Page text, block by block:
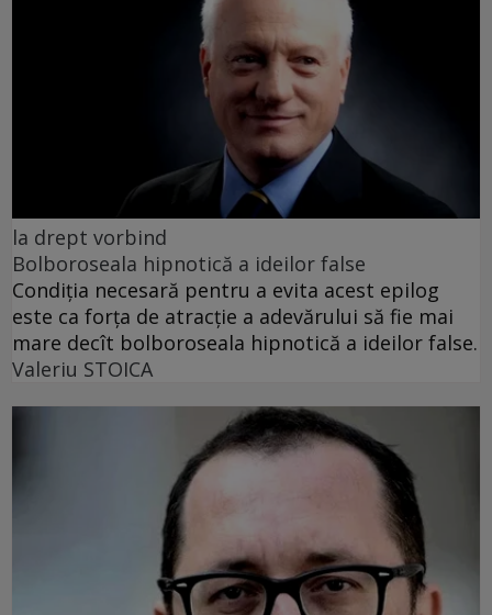
la drept vorbind
Bolboroseala hipnotică a ideilor false
Condiția necesară pentru a evita acest epilog
este ca forța de atracție a adevărului să fie mai
mare decît bolboroseala hipnotică a ideilor false.
Valeriu STOICA